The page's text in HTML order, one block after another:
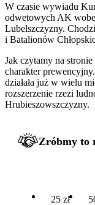
W czasie wywiadu
odwetowych AK
Lubelszczyzny.
i Batalionów
Jak czytamy na
charakter
działała już w wielu
rozszerzenie rzezi
Hrubieszowszczyzny.
Zróbmy to
25 zł